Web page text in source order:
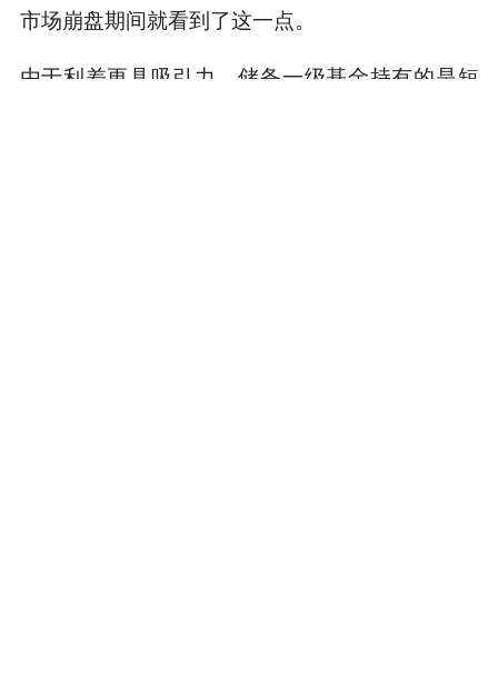
市场崩盘期间就看到了这一点。
由于利差更具吸引力，储备一级基金持有的是短